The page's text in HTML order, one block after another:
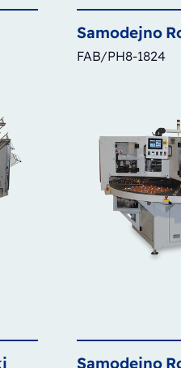
Samodejno
FAB/PH8-1824
Samodejno